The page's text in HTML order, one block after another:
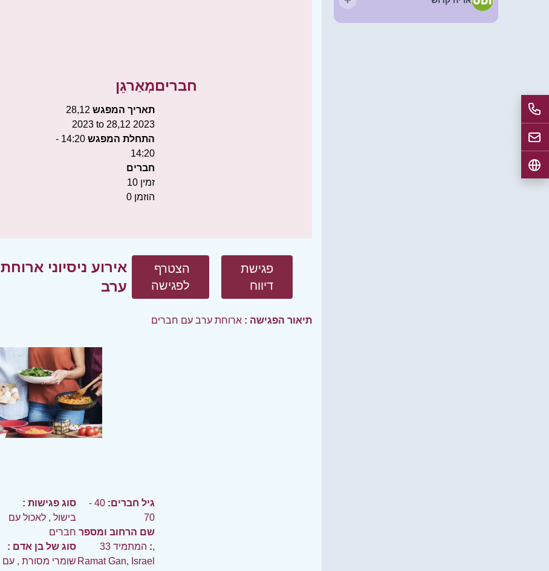
מְאַרגֵן
תאריך המפגש 28,12
2023 to 28,12 2023
התחלת המפגש
14:20 -
14:20
חברים
10 זמין
0 הוזמן
חברים
אירוע ניסיוני ארוחת
ערב
הצטרף
לפגישה
פגישת
דיווח
תיאור הפגישה : ארוחת ערב עם חברים
סוג פגישות :
בישול , לאכול עם
חברים
סוג של בן אדם :
שומרי מסורת , עם
גיל חברים:
40 -
70
שם הרחוב ומספר
:
המתמיד 33,
Ramat Gan, Israel